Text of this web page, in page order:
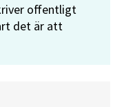
offentligt
det är att